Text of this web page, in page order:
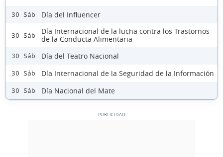
30 Sáb Día del Influencer
30 Sáb
Día Internacional de la lucha contra los Trastornos
de la Conducta Alimentaria
30 Sáb Día del Teatro Nacional
30 Sáb Día Internacional de la Seguridad de la Información
30 Sáb Día Nacional del Mate